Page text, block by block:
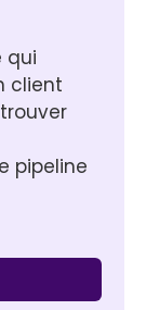
qui
client
pipeline